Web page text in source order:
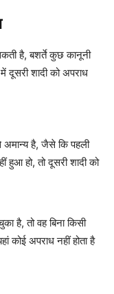
है, बशर्ते कुछ कानूनी
में दूसरी शादी को अपराध
अमान्य है, जैसे कि पहली
हुआ हो, तो दूसरी शादी को
है, तो वह बिना किसी
कोई अपराध नहीं होता है